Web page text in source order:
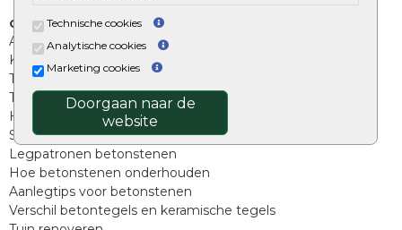
Technische cookies
Analytische cookies
Marketing cookies
Doorgaan naar de
website
Overig
Aanbiedingen
Kunstgras
Tuintegels outlet
Terrastegels leggen
Hoe richt ik een landelijke tuin in?
Sierbestrating schoonmaken
Legpatronen betonstenen
Hoe betonstenen onderhouden
Aanlegtips voor betonstenen
Verschil betontegels en keramische tegels